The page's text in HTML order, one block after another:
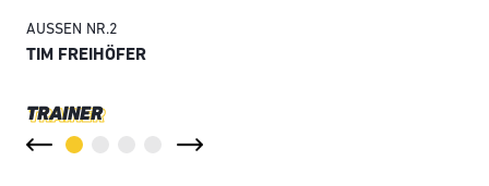
AUSSEN NR.2
TIM FREIHÖFER
TRAINER